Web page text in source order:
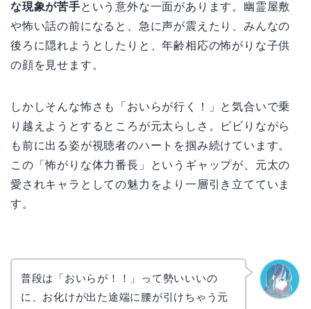
な現象が苦手という意外な一面があります。幽霊屋敷
や怖い話の前になると、急に声が震えたり、みんなの
後ろに隠れようとしたりと、年齢相応の怖がりな子供
の顔を見せます。
しかしそんな怖さも「おいらが行く！」と気合いで乗
り越えようとするところが元太らしさ。ビビりながら
も前に出る姿が視聴者のハートを掴み続けています。
この「怖がりな体力番長」というギャップが、元太の
愛されキャラとしての魅力をより一層引き立てていま
す。
普段は「おいらが！！」って勢いいいの
に、お化けが出た途端に腰が引けちゃう元